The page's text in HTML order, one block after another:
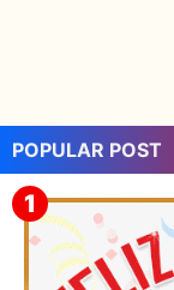
POPULAR POST